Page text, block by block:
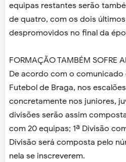
equipas restantes serão
de quatro, com os dois
despromovidos no final da
FORMAÇÃO TAMBÉM SOFRE
De acordo com o
Futebol de Braga, nos
concretamente nos juniores,
divisões serão assim
com 20 equipas; 1ª Divisão
Divisão será composta pelo
nela se inscreverem.